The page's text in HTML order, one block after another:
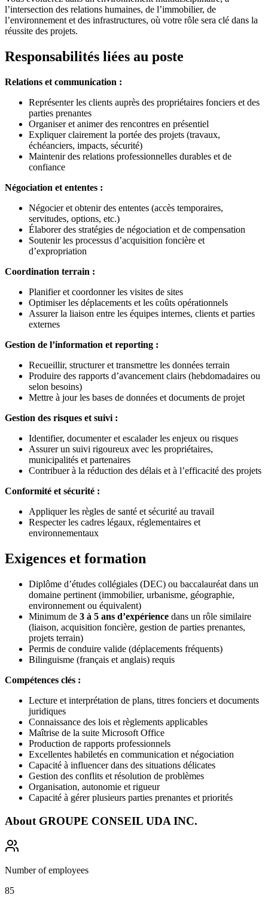
l’intersection des relations humaines, de l’immobilier, de
l’environnement et des infrastructures, où votre rôle sera clé dans la
réussite des projets.
Responsabilités liées au poste
Relations et communication :
Représenter les clients auprès des propriétaires fonciers et des
parties prenantes
Organiser et animer des rencontres en présentiel
Expliquer clairement la portée des projets (travaux,
échéanciers, impacts, sécurité)
Maintenir des relations professionnelles durables et de
confiance
Négociation et ententes :
Négocier et obtenir des ententes (accès temporaires,
servitudes, options, etc.)
Élaborer des stratégies de négociation et de compensation
Soutenir les processus d’acquisition foncière et
d’expropriation
Coordination terrain :
Planifier et coordonner les visites de sites
Optimiser les déplacements et les coûts opérationnels
Assurer la liaison entre les équipes internes, clients et parties
externes
Gestion de l’information et reporting :
Recueillir, structurer et transmettre les données terrain
Produire des rapports d’avancement clairs (hebdomadaires ou
selon besoins)
Mettre à jour les bases de données et documents de projet
Gestion des risques et suivi :
Identifier, documenter et escalader les enjeux ou risques
Assurer un suivi rigoureux avec les propriétaires,
municipalités et partenaires
Contribuer à la réduction des délais et à l’efficacité des projets
Conformité et sécurité :
Appliquer les règles de santé et sécurité au travail
Respecter les cadres légaux, réglementaires et
environnementaux
Exigences et formation
Diplôme d’études collégiales (DEC) ou baccalauréat dans un
domaine pertinent (immobilier, urbanisme, géographie,
environnement ou équivalent)
Minimum de 3 à 5 ans d’expérience dans un rôle similaire
(liaison, acquisition foncière, gestion de parties prenantes,
projets terrain)
Permis de conduire valide (déplacements fréquents)
Bilinguisme (français et anglais) requis
Compétences clés :
Lecture et interprétation de plans, titres fonciers et documents
juridiques
Connaissance des lois et règlements applicables
Maîtrise de la suite Microsoft Office
Production de rapports professionnels
Excellentes habiletés en communication et négociation
Capacité à influencer dans des situations délicates
Gestion des conflits et résolution de problèmes
Organisation, autonomie et rigueur
Capacité à gérer plusieurs parties prenantes et priorités
About GROUPE CONSEIL UDA INC.
Number of employees
85